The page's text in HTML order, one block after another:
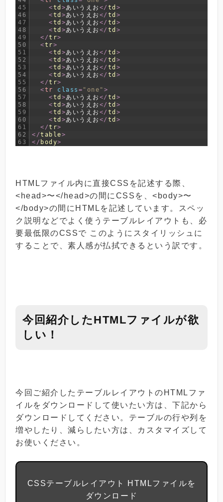
45
46
47
48
49
50
51
52
53
54
55
56
57
58
59
60
61
62
63
<td >あいうえお </ td >
<td >あいうえお </ td >
<td >あいうえお </ td >
<td >あいうえお </ td >
< /tr>
<tr>
<td >あいうえお </ td >
<td >あいうえお </ td >
<td >あいうえお </ td >
<td >あいうえお </ td >
< /tr>
<tr class = "one" >
<td >あいうえお </ td >
<td >あいうえお </ td >
<td >あいうえお </ td >
<td >あいうえお </ td >
< /tr>
< /table>
< / body>
HTMLファイル内に直接CSSを記述する際、
<head>〜</head>の間にCSSを、<body>〜
</body>の間にHTMLを記述しています。スペッ
ク説明などでよく使うテーブルレイアウトも、必
要最低限のCSSで このようにスタイリッシュに
することで、素人感が払拭できるという訳です。
今回紹介したHTMLファイルが欲
しい！
今回ご紹介したテーブルレイアウトのHTMLファ
イルをダウンロードして使いたい方は、下記から
ダウンロードしてください。テーブルの行や列を
増やしたり、減らしたい方は、カスタマイズして
お使いください。
CSSテーブルレイアウト HTMLファイルを
ダウンロード